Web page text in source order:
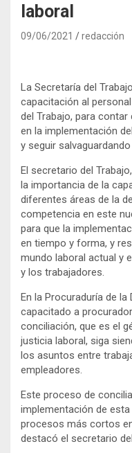
laboral
09/06/2021 redacción
La Secretaría del
capacitación al
del Trabajo, para
en la implementación
y seguir
El secretario del
la importancia de la
diferentes áreas de la
competencia en este
para que la
en tiempo y forma, y
mundo laboral actual y
y los trabajadores.
En la Procuraduría de
capacitado a
conciliación, que es el
justicia laboral, siga
los asuntos entre
empleadores.
Este proceso de
implementación de
procesos más cortos
destacó el secretario